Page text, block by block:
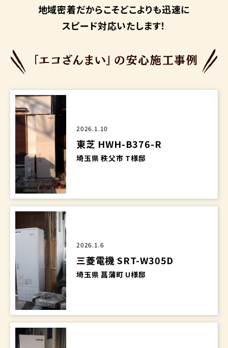
地域密着だからこそどこよりも迅速に
スピード対応いたします！
2026.1.10
東芝 HWH-B376-R
埼玉県 秩父市 T様邸
2026.1.6
三菱電機 SRT-W305D
埼玉県 菖蒲町 U様邸